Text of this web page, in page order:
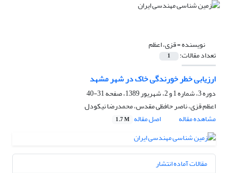
نویسنده =قزی، اعظم
تعداد مقالات: 1
ارزیابی خطر خورندگی خاک در شهر مشهد
دوره 3، شماره 1 و 2، شهریور 1389، صفحه
31-40
اعظم قزی، ناصر حافظی مقدس، محمدرضا نیکودل
مشاهده مقاله
اصل مقاله 1.7 M
مقالات آماده انتشار